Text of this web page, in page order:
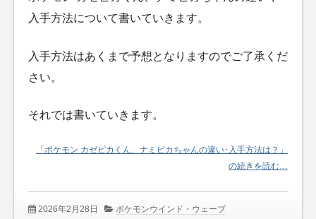
入手方法について書いていきます。
入手方法はあくまで予想となりますのでご了承くだ
さい。
それでは書いていきます。
「ポケモン カゼピカくん、ナミピカちゃんの違い･入手方法は？」
の続きを読む…
2026年2月28日 ポケモンウインド・ウェーブ